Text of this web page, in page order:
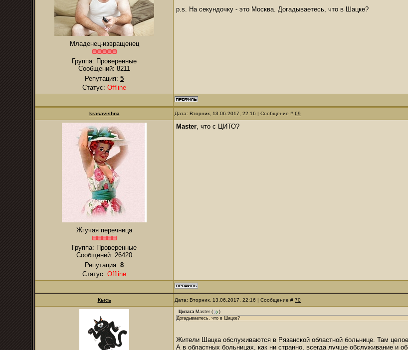
Младенец-извращенец
Группа: Проверенные
Сообщений: 8211
Репутация: 5
Статус: Offline
p.s. На секундочку - это Москва. Догадываетесь, что в Шацке?
krasavishna Дата: Вторник, 13.06.2017, 22:16 | Сообщение # 69
Жгучая перечница
Группа: Проверенные
Сообщений: 26420
Репутация: 8
Статус: Offline
Master, что с ЦИТО?
Кысь Дата: Вторник, 13.06.2017, 22:16 | Сообщение # 70
Цитата Master (
)
Догадываетесь, что в Шацке?
Жители Шацка обслуживаются в Рязанской областной больнице. Там
А в областных больницах, как ни странно, всегда лучше обслуживание и